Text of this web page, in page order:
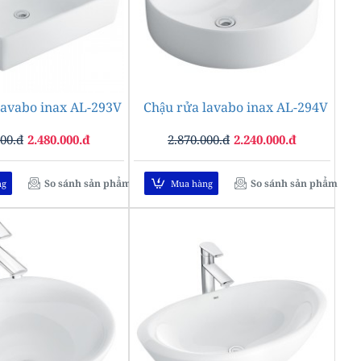
-24%
inax AL-293V
2.480.000.đ
So sánh sản phẩm
-22%
Chậu rửa lavabo inax AL-294V
2.240.000.đ
2.870.000.đ
Mua hàng So sánh sản phẩm